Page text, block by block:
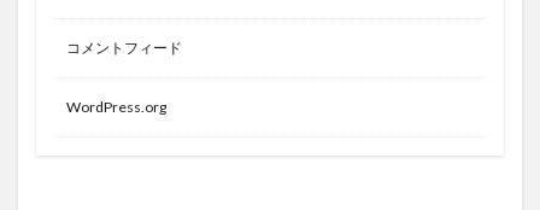
コメントフィード
WordPress.org